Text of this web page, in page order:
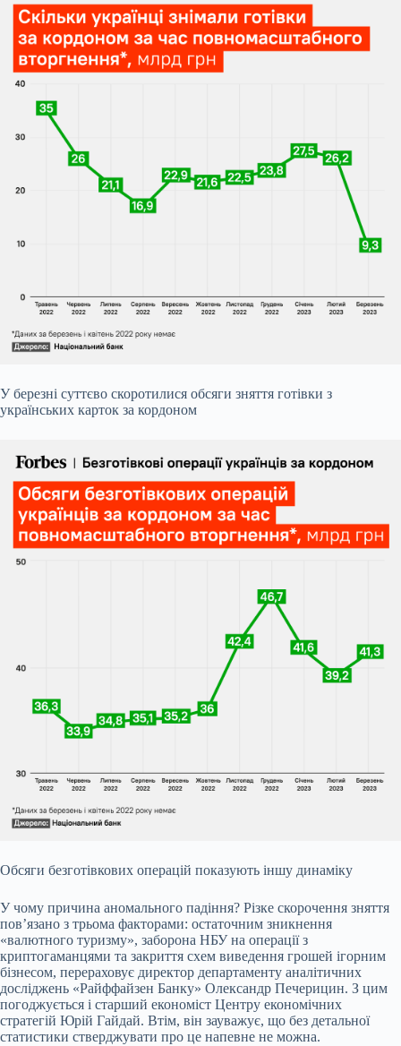
У березні суттєво скоротилися обсяги зняття готівки з
українських карток за кордоном
Обсяги безготівкових операцій показують іншу динаміку
У чому причина аномального падіння? Різке скорочення зняття
повʼязано з трьома факторами: остаточним зникнення
«валютного туризму», заборона НБУ на операції з
криптогаманцями та закриття схем виведення грошей ігорним
бізнесом, перераховує директор департаменту аналітичних
досліджень «Райффайзен Банку» Олександр Печерицин. З цим
погоджується і старший економіст Центру економічних
стратегій Юрій Гайдай. Втім, він зауважує, що без детальної
статистики стверджувати про це напевне не можна.